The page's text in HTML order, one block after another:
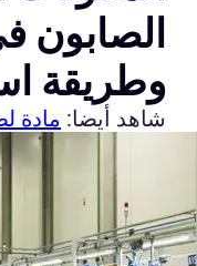
الصابون
وطريقة
شاهد أيضا: مادة